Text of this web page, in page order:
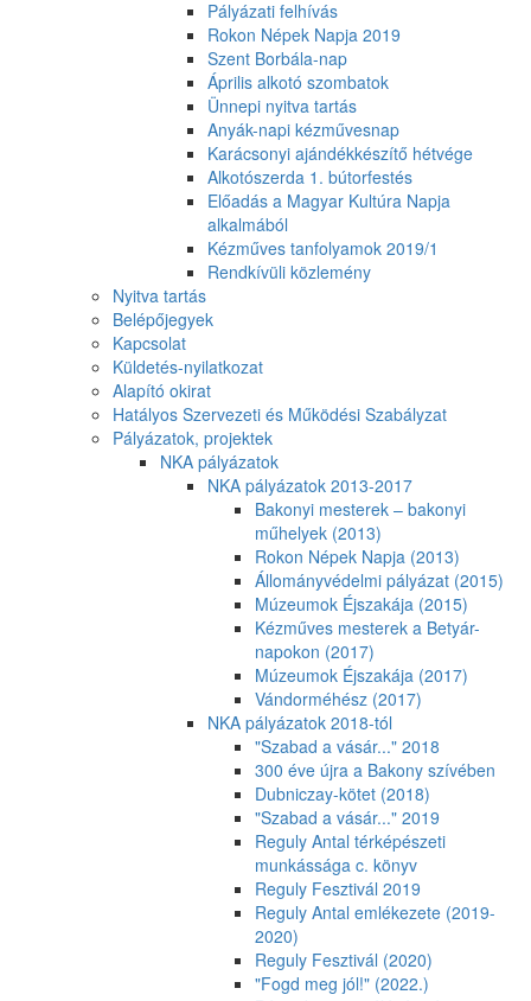
Pályázati felhívás
Rokon Népek Napja 2019
Szent Borbála-nap
Április alkotó szombatok
Ünnepi nyitva tartás
Anyák-napi kézművesnap
Karácsonyi ajándékkészítő hétvége
Alkotószerda 1. bútorfestés
Előadás a Magyar Kultúra Napja
alkalmából
Kézműves tanfolyamok 2019/1
Rendkívüli közlemény
Nyitva tartás
Belépőjegyek
Kapcsolat
Küldetés-nyilatkozat
Alapító okirat
Hatályos Szervezeti és Működési Szabályzat
Pályázatok, projektek
NKA pályázatok
NKA pályázatok 2013-2017
Bakonyi mesterek – bakonyi
műhelyek (2013)
Rokon Népek Napja (2013)
Állományvédelmi pályázat (2015)
Múzeumok Éjszakája (2015)
Kézműves mesterek a Betyár-
napokon (2017)
Múzeumok Éjszakája (2017)
Vándorméhész (2017)
NKA pályázatok 2018-tól
"Szabad a vásár..." 2018
300 éve újra a Bakony szívében
Dubniczay-kötet (2018)
"Szabad a vásár..." 2019
Reguly Antal térképészeti
munkássága c. könyv
Reguly Fesztivál 2019
Reguly Antal emlékezete (2019-
2020)
Reguly Fesztivál (2020)
"Fogd meg jól!" (2022.)